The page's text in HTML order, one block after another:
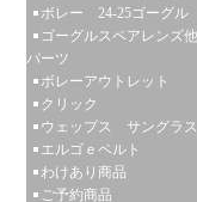
ボレー 24-25ゴーグル
ゴーグルスペアレンズ他
パーツ
ボレーアウトレット
クリック
ウェップス サングラス
エルゴｅベルト
わけあり商品
ご予約商品